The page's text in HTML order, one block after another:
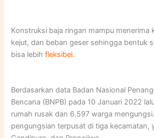
Konstruksi baja ringan mampu menerima
kejut, dan beban geser sehingga bentuk
bisa lebihfleksibel.
Berdasarkan data Badan Nasional
Bencana (BNPB) pada 10 Januari 2022
rumah rusak dan 6.597 warga
pengungsian terpusat di tiga kecamatan,